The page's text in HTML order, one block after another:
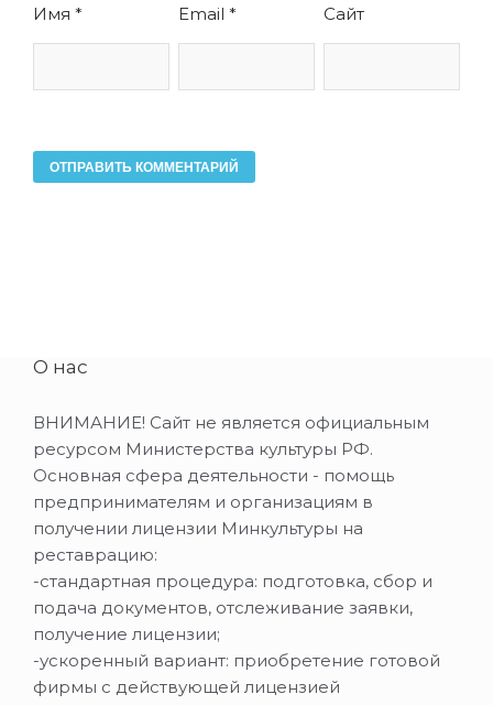
Имя * Email * Сайт
О нас
ВНИМАНИЕ! Сайт не является официальным
ресурсом Министерства культуры РФ.
Основная сфера деятельности - помощь
предпринимателям и организациям в
получении лицензии Минкультуры на
реставрацию:
-стандартная процедура: подготовка, сбор и
подача документов, отслеживание заявки,
получение лицензии;
-ускоренный вариант: приобретение готовой
фирмы с действующей лицензией